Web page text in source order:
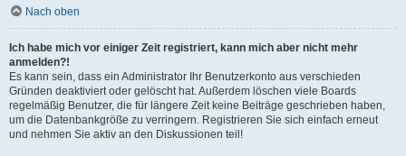
Nach oben
Ich habe mich vor einiger Zeit registriert, kann mich aber nicht mehr
anmelden?!
Es kann sein, dass ein Administrator Ihr Benutzerkonto aus verschieden
Gründen deaktiviert oder gelöscht hat. Außerdem löschen viele Boards
regelmäßig Benutzer, die für längere Zeit keine Beiträge geschrieben haben,
um die Datenbankgröße zu verringern. Registrieren Sie sich einfach erneut
und nehmen Sie aktiv an den Diskussionen teil!